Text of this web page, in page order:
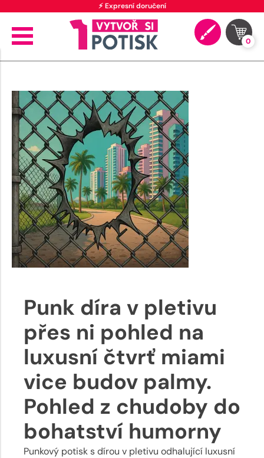
0
Punk díra v pletivu
přes ni pohled na
luxusní čtvrť miami
vice budov palmy.
Pohled z chudoby do
bohatství humorny
Punkový potisk s dírou v pletivu odhalující luxusní